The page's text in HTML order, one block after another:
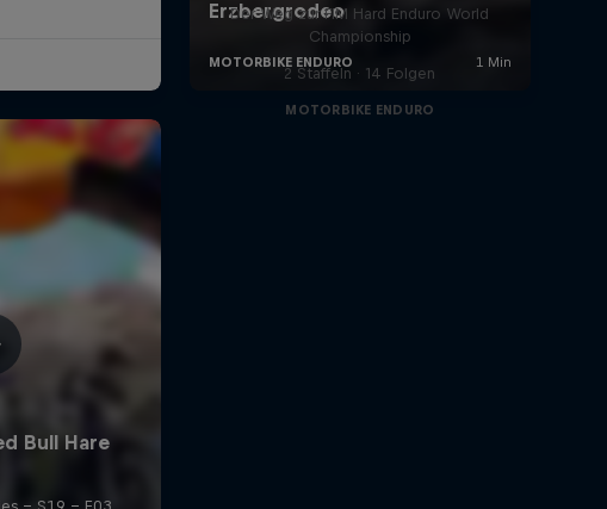
Der Weg zur FIM Hard Enduro World
Championship
2 Staffeln · 14 Folgen
MOTORBIKE ENDURO